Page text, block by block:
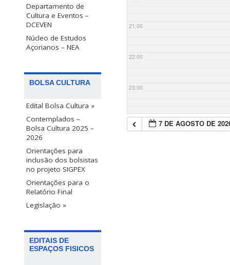
Departamento de
Cultura e Eventos –
DCEVEN
Núcleo de Estudos
Açorianos – NEA
BOLSA CULTURA
Edital Bolsa Cultura »
Contemplados –
Bolsa Cultura 2025 –
2026
Orientações para
inclusão dos bolsistas
no projeto SIGPEX
Orientações para o
Relatório Final
Legislação »
EDITAIS DE
ESPAÇOS FISICOS
21:00
22:00
23:00
7 DE AGOSTO DE